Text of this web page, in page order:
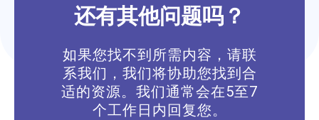
还有其他问题吗？
如果您找不到所需内容，请联
系我们，我们将协助您找到合
适的资源。我们通常会在5至7
个工作日内回复您。